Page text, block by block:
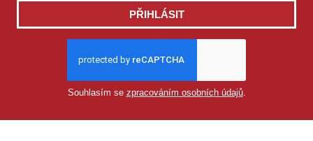
PŘIHLÁSIT
Souhlasím se zpracováním osobních údajů.